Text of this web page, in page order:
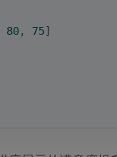
80, 75]